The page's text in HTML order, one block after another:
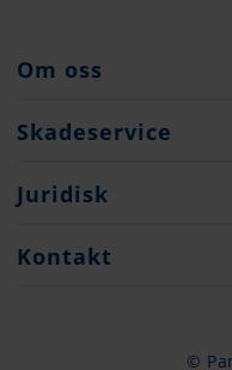
Om oss
Pantaenius Gruppen
Press
Skadeservice
Vad ska man tänka på
Juridisk
Imprint
Kontakt
©